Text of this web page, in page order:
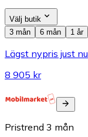
Välj butik
3 mån
6 mån 1 år
Lägst nypris just nu
8 905 kr
Pristrend 3 mån